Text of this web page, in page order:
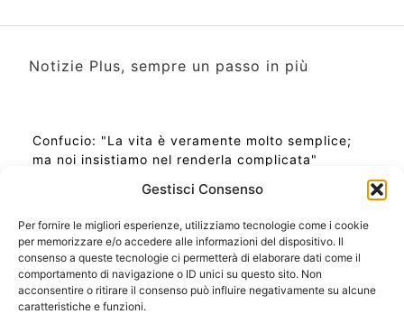
Gestisci Consenso
Per fornire le migliori esperienze, utilizziamo tecnologie come i cookie
per memorizzare e/o accedere alle informazioni del dispositivo. Il
consenso a queste tecnologie ci permetterà di elaborare dati come il
comportamento di navigazione o ID unici su questo sito. Non
acconsentire o ritirare il consenso può influire negativamente su alcune
caratteristiche e funzioni.
Notizie Plus, sempre un passo in più
Confucio: "La vita è veramente molto semplice;
ma noi insistiamo nel renderla complicata"
Ora Esatta in Italia in questo momento
Ti Senti Strano Ultimamente? Potrebbe Essere per
la Risonanza di Schumann
Come Sapere Se Stai Ascendendo alla Quinta